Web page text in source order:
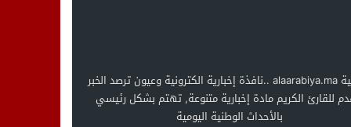
العربية alaarabiya.ma ..نافذة إخبارية الكترونية وعيون ترصد الخبر
للقارئ الكريم مادة إخبارية متنوعة, تهتم بشكل رئيسي
بالأحداث الوطنية اليومية